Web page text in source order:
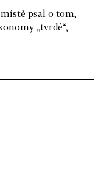
psal o tom,
„tvrdé“,